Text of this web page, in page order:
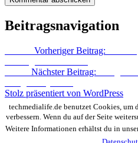
Beitragsnavigation
Vorheriger Beitrag:
Nächster Beitrag:
Stolz präsentiert von WordPress
techmedialife.de benutzet Cookies, um
verbessern. Wenn du auf der Seite
Weitere Informationen erhältst du in